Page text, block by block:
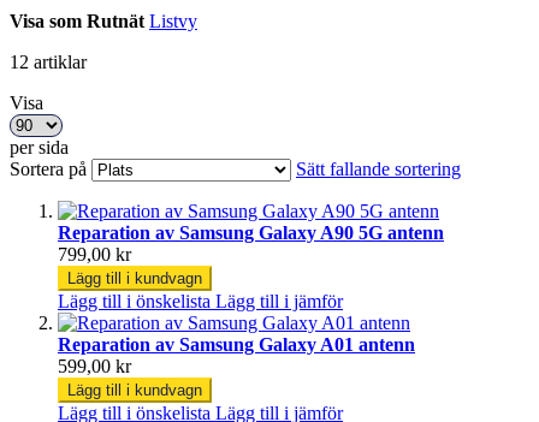
Visa som Rutnät Listvy
12 artiklar
Visa
per sida
Sortera på
Sätt fallande sortering
Reparation av Samsung Galaxy A90 5G antenn
799,00 kr
Lägg till i kundvagn
Lägg till i önskelista Lägg till i jämför
Reparation av Samsung Galaxy A01 antenn
599,00 kr
Lägg till i kundvagn
Lägg till i önskelista Lägg till i jämför